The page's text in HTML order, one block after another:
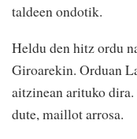
taldeen ondotik.
Heldu den hitz ordu
Giroarekin. Orduan
aitzinean arituko
dute, maillot arrosa.